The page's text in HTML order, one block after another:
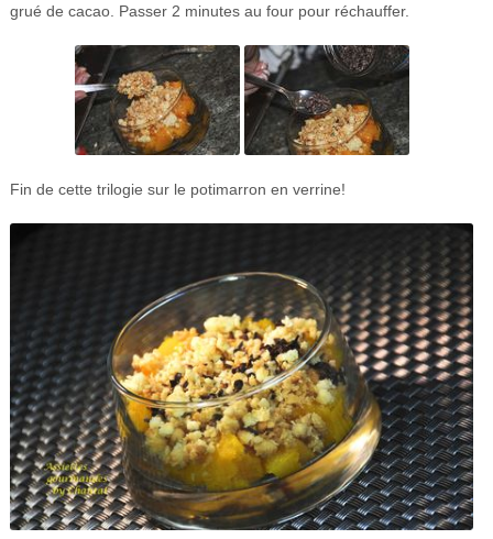
grué de cacao. Passer 2 minutes au four pour réchauffer.
Fin de cette trilogie sur le potimarron en verrine!